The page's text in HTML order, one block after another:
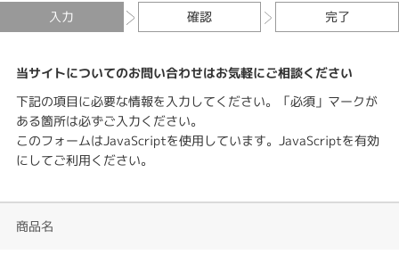
入力 確認 完了
当サイトについてのお問い合わせはお気軽にご相談ください
下記の項目に必要な情報を入力してください。「必須」マークが
ある箇所は必ずご入力ください。
このフォームはJavaScriptを使用しています。JavaScriptを有効
にしてご利用ください。
商品名